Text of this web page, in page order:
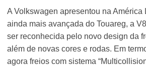
A Volkswagen apresentou na América
ainda mais avançada do Touareg, a
ser reconhecida pelo novo design da
além de novas cores e rodas. Em
agora freios com sistema